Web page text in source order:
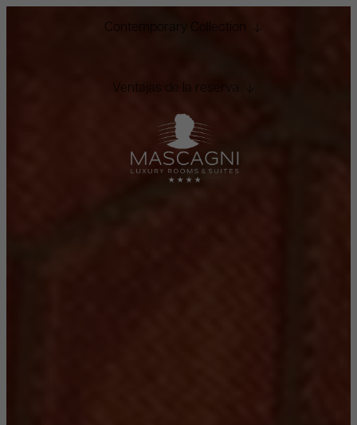
Contemporary Collection
Ventajas de la reserva